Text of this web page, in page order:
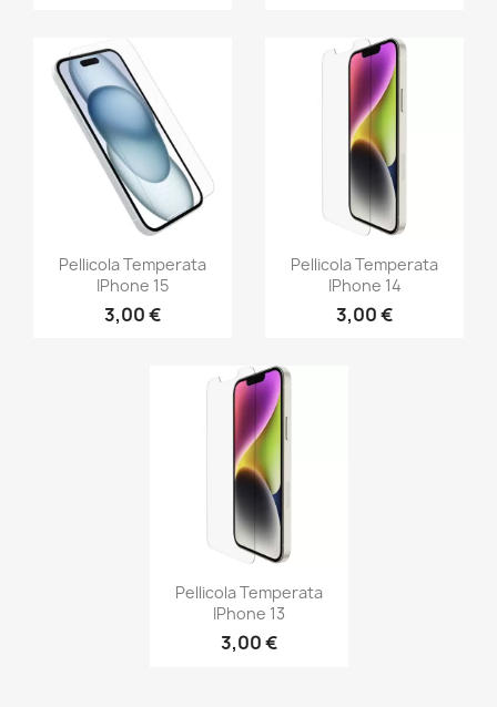
Pellicola Temperata
IPhone 15
3,00 €
Pellicola Temperata
IPhone 14
3,00 €
Pellicola Temperata
IPhone 13
3,00 €